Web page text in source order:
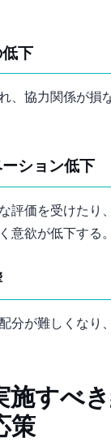
下
、協力関係が損
ション低下
評価を受けたり
意欲が低下する。
分が難しくなり
施すべ
策